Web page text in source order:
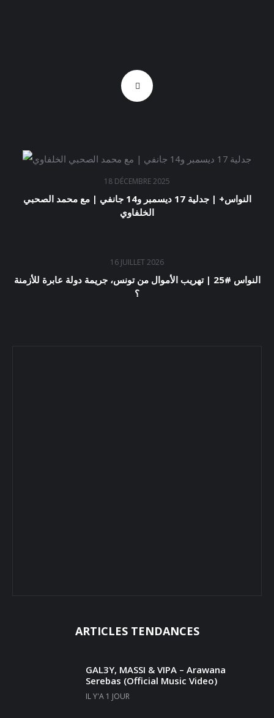
18 DÉCEMBRE 2025
النواس+ | جدلية 17 ديسمبر و14 جانفي | مع محمد الصحبي
الخلفاوي
16 JUILLET 2026
النواس #25 | تهريب الأموال من تونس، جريمة دولة عابرة للأزمنة
؟
ARTICLES TENDANCES
GAL3Y, MASSI & VIPA – Arawana
Serebas (Official Music Video)
IL Y'A 1 JOUR